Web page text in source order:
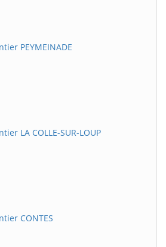
PEYMEINADE
LA COLLE-SUR-LOUP
CONTES